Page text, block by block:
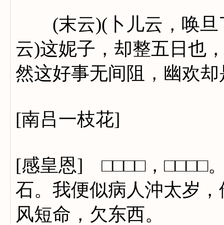
(末云)(卜儿云，唤旦
云)这妮子，却整五日也
然这好事无间阻，幽欢
[南吕一枝花]
[感皇恩] □□□□，□□□□
石。我便似病人沖太岁
风短命，欠东西。